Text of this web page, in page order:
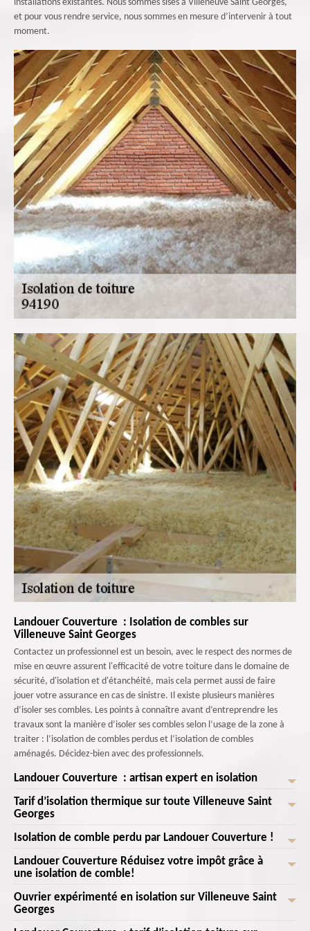
installations existantes. Nous sommes sises à Villeneuve Saint Georges,
et pour vous rendre service, nous sommes en mesure d’intervenir à tout
moment.
Landouer Couverture : Isolation de combles sur
Villeneuve Saint Georges
Contactez un professionnel est un besoin, avec le respect des normes de
mise en œuvre assurent l'efficacité de votre toiture dans le domaine de
sécurité, d'isolation et d'étanchéité, mais cela permet aussi de faire
jouer votre assurance en cas de sinistre. Il existe plusieurs manières
d’isoler ses combles. Les points à connaître avant d’entreprendre les
travaux sont la manière d’isoler ses combles selon l’usage de la zone à
traiter : l’isolation de combles perdus et l’isolation de combles
aménagés. Décidez-bien avec des professionnels.
Landouer Couverture : artisan expert en isolation
Il faut faire appel à des professionnels pour parvenir à une isolation
parfaite du toit. Il ne faut pas hésiter de contacter une entreprise
réputée de votre ville pour éviter d’être escroqué. L’intervention des
Nous ne vous décevrons pas, nos artisans sont tous formés pour faire
face à des situations diverses et difficiles. Faites-nous confiance, notre
entreprise est connue pour ne pas décevoir les clients quel que soit
l’ampleur des travaux à faire.
Tarif d’isolation thermique sur toute Villeneuve Saint
Georges
Le prix des isolants varie selon les isolations à faire. Mais c’est toujours un
investissement important pour l’entretien de toiture. Isoler les combles
permet d’économiser de l’énergie, tout en pourvoyant un confort
de déperdition énergétique avec 30 %. En été, c’est aussi la partie du
logement la plus exposée au soleil, et donc aux surchauffes pouvant
Isolation de comble perdu par Landouer Couverture !
Vous en avez assez des températures extrêmes dans votre maison ? Vous
souhaitez réduire vos factures de chauffage et de climatisation tout en
améliorant le bien-être de votre foyer ? Chez Landouer Couverture optez
pour une isolation de comble perdu! Nous vous offrons un confort
Landouer Couverture Réduisez votre impôt grâce à
une isolation de comble!
Saviez-vous que l'isolation de vos combles peut non seulement améliorer
votre confort thermique, mais également vous permettre de bénéficier
Ouvrier expérimenté en isolation sur Villeneuve Saint
Georges